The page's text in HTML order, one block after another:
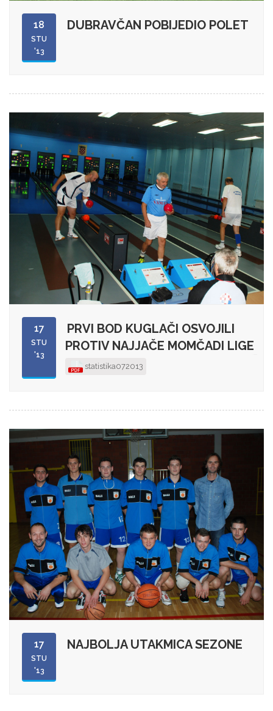
18
STU
'13
DUBRAVČAN POBIJEDIO POLET
17
STU
'13
PRVI BOD KUGLAČI OSVOJILI
PROTIV NAJJAČE MOMČADI LIGE
statistika072013
17
STU
'13
NAJBOLJA UTAKMICA SEZONE